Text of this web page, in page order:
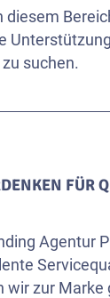
diesem
suchen.
FÜR
Agentur
wir zur